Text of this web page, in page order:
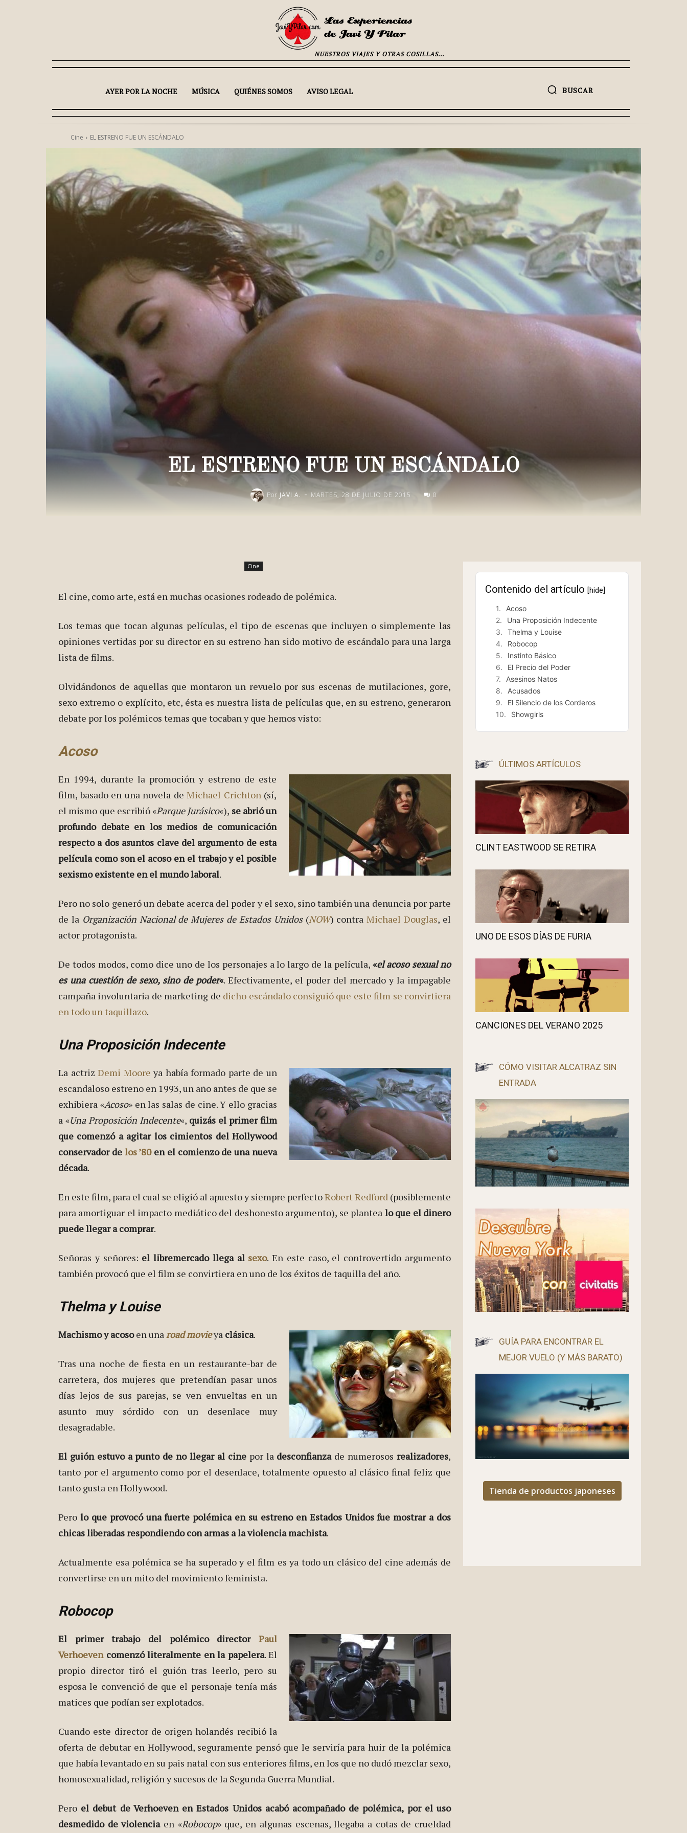
NUESTROS VIAJES Y OTRAS COSILLAS...
AYER POR LA NOCHE MÚSICA QUIÉNES SOMOS AVISO LEGAL BUSCAR
Cine EL ESTRENO FUE UN ESCÁNDALO
EL ESTRENO FUE UN ESCÁNDALO
Por JAVI A. - MARTES, 28 DE JULIO DE 2015 0
Cine
El cine, como arte, está en muchas ocasiones rodeado de polémica.
Los temas que tocan algunas películas, el tipo de escenas que incluyen o simplemente las
opiniones vertidas por su director en su estreno han sido motivo de escándalo para una larga
lista de films.
Olvidándonos de aquellas que montaron un revuelo por sus escenas de mutilaciones, gore,
sexo extremo o explícito, etc, ésta es nuestra lista de películas que, en su estreno, generaron
debate por los polémicos temas que tocaban y que hemos visto:
Acoso
En 1994, durante la promoción y estreno de este
film, basado en una novela de Michael Crichton(sí,
el mismo que escribió «Parque Jurásico«), se abrió un
profundo debate en los medios de comunicación
respecto a dos asuntos clave del argumento de esta
película como son el acoso en el trabajo y el posible
sexismo existente en el mundo laboral.
Pero no solo generó un debate acerca del poder y el sexo, sino también una denuncia por parte
de la Organización Nacional de Mujeres de Estados Unidos(NOW) contraMichael Douglas, el
actor protagonista.
De todos modos, como dice uno de los personajes a lo largo de la película,«el acoso sexual no
es una cuestión de sexo, sino de poder«. Efectivamente, el poder del mercado y la impagable
campaña involuntaria de marketing de dicho escándalo consiguió que este film se convirtiera
en todo un taquillazo.
Una Proposición Indecente
La actrizDemi Moore ya había formado parte de un
escandaloso estreno en 1993, un año antes de que se
exhibiera «Acoso» en las salas de cine. Y ello gracias
a «Una Proposición Indecente«, quizás el primer film
que comenzó a agitar los cimientos del Hollywood
conservador de los ’80en el comienzo de una nueva
década.
En este film, para el cual se eligió al apuesto y siempre perfectoRobert Redford (posiblemente
para amortiguar el impacto mediático del deshonesto argumento), se plantea lo que el dinero
puede llegar a comprar.
Señoras y señores: el libremercado llega al sexo. En este caso, el controvertido argumento
también provocó que el film se convirtiera en uno de los éxitos de taquilla del año.
Thelma y Louise
Machismo y acosoen unaroad movieya clásica.
Tras una noche de fiesta en un restaurante-bar de
carretera, dos mujeres que pretendían pasar unos
días lejos de sus parejas, se ven envueltas en un
asunto muy sórdido con un desenlace muy
desagradable.
El guión estuvo a punto de no llegar al cine por la desconfianza de numerososrealizadores,
tanto por el argumento como por el desenlace, totalmente opuesto al clásico final feliz que
tanto gusta en Hollywood.
Pero lo que provocó una fuerte polémica en su estreno en Estados Unidos fue mostrar a dos
chicas liberadas respondiendo con armas a la violencia machista.
Actualmente esa polémica se ha superado y el film es ya todo un clásico del cine además de
convertirse en un mito del movimiento feminista.
Robocop
El primer trabajo del polémico director Paul
Verhoevencomenzó literalmente en la papelera. El
propio director tiró el guión tras leerlo, pero su
esposa le convenció de que el personaje tenía más
matices que podían ser explotados.
Cuando este director de origen holandés recibió la
oferta de debutar en Hollywood, seguramente pensó que le serviría para huir de la polémica
que había levantado en su pais natal con sus enteriores films, en los que no dudó mezclar sexo,
homosexualidad, religión y sucesos de la Segunda Guerra Mundial.
Pero el debut de Verhoeven en Estados Unidos acabó acompañado de polémica, por el uso
desmedido de violenciaen «Robocop» que, en algunas escenas, llegaba a cotas de crueldad
Contenido del artículo [hide]
Acoso
Una Proposición Indecente
Thelma y Louise
Robocop
Instinto Básico
El Precio del Poder
Asesinos Natos
Acusados
El Silencio de los Corderos
Showgirls
ÚLTIMOS ARTÍCULOS
CLINT EASTWOOD SE RETIRA
UNO DE ESOS DÍAS DE FURIA
CANCIONES DEL VERANO 2025
CÓMO VISITAR ALCATRAZ SIN
ENTRADA
GUÍA PARA ENCONTRAR EL
MEJOR VUELO (Y MÁS BARATO)
Tienda de productos japoneses